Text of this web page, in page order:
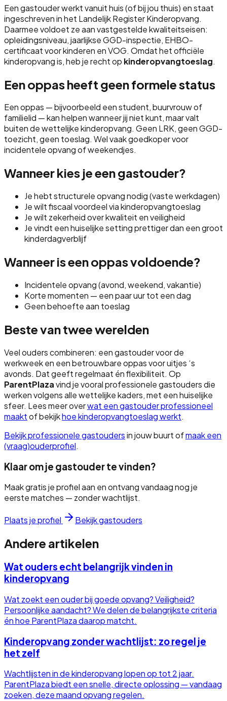
Een gastouder werkt vanuit huis (of bij jou thuis) en staat
ingeschreven in het Landelijk Register Kinderopvang.
Daarmee voldoet ze aan vastgestelde kwaliteitseisen:
opleidingsniveau, jaarlijkse GGD-inspectie, EHBO-
certificaat voor kinderen en VOG. Omdat het officiële
kinderopvang is, heb je recht op kinderopvangtoeslag.
Een oppas heeft geen formele status
Een oppas — bijvoorbeeld een student, buurvrouw of
familielid — kan helpen wanneer jij niet kunt, maar valt
buiten de wettelijke kinderopvang. Geen LRK, geen GGD-
toezicht, geen toeslag. Wel vaak goedkoper voor
incidentele opvang of weekendjes.
Wanneer kies je een gastouder?
Je hebt structurele opvang nodig (vaste werkdagen)
Je wilt fiscaal voordeel via kinderopvangtoeslag
Je wilt zekerheid over kwaliteit en veiligheid
Je vindt een huiselijke setting prettiger dan een groot
kinderdagverblijf
Wanneer is een oppas voldoende?
Incidentele opvang (avond, weekend, vakantie)
Korte momenten — een paar uur tot een dag
Geen behoefte aan toeslag
Beste van twee werelden
Veel ouders combineren: een gastouder voor de
werkweek en een betrouwbare oppas voor uitjes ‘s
avonds. Dat geeft regelmaat én flexibiliteit. Op
ParentPlazavind je vooral professionele gastouders die
werken volgens alle wettelijke kaders, met een huiselijke
sfeer. Lees meer overwat een gastouder professioneel
maaktof bekijkhoe kinderopvangtoeslag werkt.
Bekijk professionele gastoudersin jouw buurt ofmaak een
(vraag)ouderprofiel.
Klaar om je gastouder te vinden?
Maak gratis je profiel aan en ontvang vandaag nog je
eerste matches — zonder wachtlijst.
Plaats je profiel Bekijk gastouders
Andere artikelen
Wat ouders echt belangrijk vinden in
kinderopvang
Wat zoekt een ouder bij goede opvang? Veiligheid?
Persoonlijke aandacht? We delen de belangrijkste criteria
én hoe ParentPlaza daarop matcht.
Kinderopvang zonder wachtlijst: zo regel je
het zelf
Wachtlijsten in de kinderopvang lopen op tot 2 jaar.
ParentPlaza biedt een snelle, directe oplossing — vandaag
zoeken, deze maand opvang regelen.